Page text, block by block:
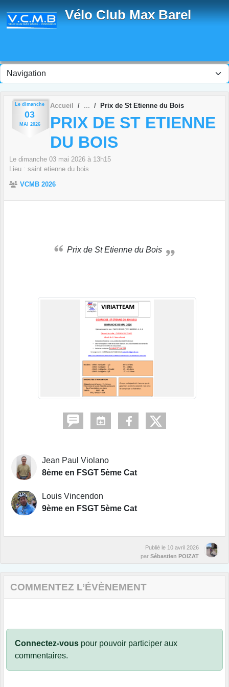
Vélo Club Max Barel
Le dimanche
03
MAI 2026
Accueil Prix de St Etienne du Bois
PRIX DE ST ETIENNE
DU BOIS
Le dimanche 03 mai 2026 à 13h15
Lieu : saint etienne du bois
VCMB 2026
Prix de St Etienne du Bois
Jean Paul Violano
8ème en FSGT 5ème Cat
Louis Vincendon
9ème en FSGT 5ème Cat
Publié le 10 avril 2026
par Sébastien POIZAT
COMMENTEZ L’ÉVÈNEMENT
Connectez-vous pour pouvoir participer aux
commentaires.